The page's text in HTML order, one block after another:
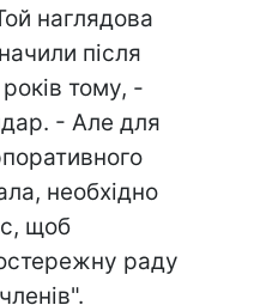
наглядова
після
років тому, -
- Але для
необхідно
щоб
раду